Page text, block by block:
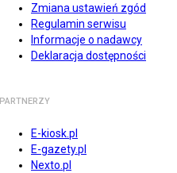
Zmiana ustawień zgód
Regulamin serwisu
Informacje o nadawcy
Deklaracja dostępności
PARTNERZY
E-kiosk.pl
E-gazety.pl
Nexto.pl